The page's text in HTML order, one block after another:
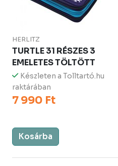
HERLITZ
TURTLE 31 RÉSZES 3
EMELETES TÖLTÖTT
Készleten a Tolltartó.hu
raktárában
7 990 Ft
Kosárba